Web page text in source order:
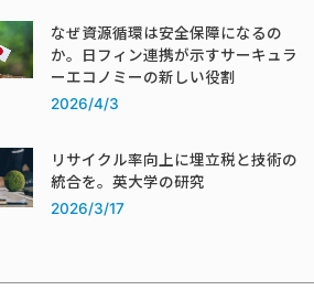
なぜ資源循環は安全保障になるの
か。日フィン連携が示すサーキュラ
ーエコノミーの新しい役割
2026/4/3
リサイクル率向上に埋立税と技術の
統合を。英大学の研究
2026/3/17